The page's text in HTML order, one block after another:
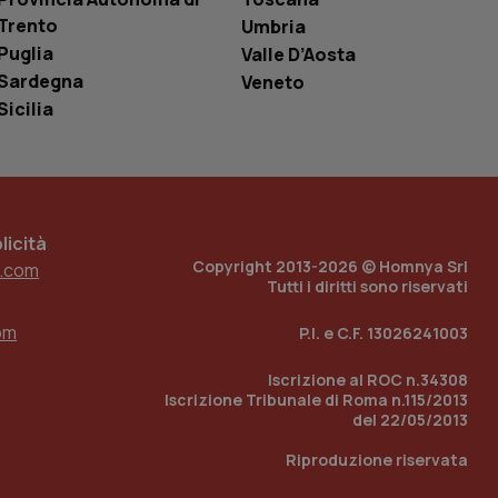
Umbria
Valle D’Aosta
Veneto
Copyright 2013-2026 © Homnya Srl
Tutti i diritti sono riservati
P.I. e C.F. 13026241003
Iscrizione al ROC n.34308
Iscrizione Tribunale di Roma n.115/2013
del 22/05/2013
Riproduzione riservata
un numero
in cui viene
di accesso per
Analytics
per mantenere
traccia
incorporati
del sito web sta
di
traccia
incorporati